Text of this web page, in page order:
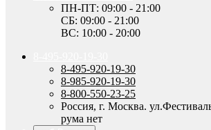
ПН-ПТ: 09:00 - 21:00
СБ: 09:00 - 21:00
ВС: 10:00 - 20:00
8-495-920-19-30
8-985-920-19-30
8-800-550-23-25
Россия, г. Москва.
рума нет